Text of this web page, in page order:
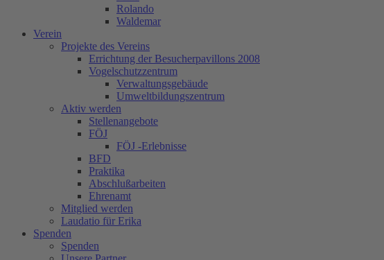
Rolando
Waldemar
Verein
Projekte des Vereins
Errichtung der Besucherpavillons 2008
Vogelschutzzentrum
Verwaltungsgebäude
Umweltbildungszentrum
Aktiv werden
Stellenangebote
FÖJ
FÖJ -Erlebnisse
BFD
Praktika
Abschlußarbeiten
Ehrenamt
Mitglied werden
Laudatio für Erika
Spenden
Spenden